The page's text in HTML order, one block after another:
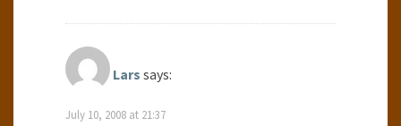
Lars says:
July 10, 2008 at 21:37